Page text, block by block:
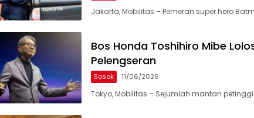
Jakarta, Mobilitas – Pemeran super hero
Bos Honda Toshihiro Mibe
Pelengseran
Sosok 11/06/2026
Tokyo, Mobilitas – Sejumlah mantan